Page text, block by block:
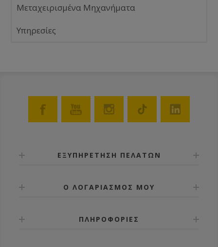
Μεταχειρισμένα Μηχανήματα
Υπηρεσίες
ΕΞΥΠΗΡΕΤΗΣΗ ΠΕΛΑΤΩΝ
Ο ΛΟΓΑΡΙΑΣΜΟΣ ΜΟΥ
ΠΛΗΡΟΦΟΡΙΕΣ